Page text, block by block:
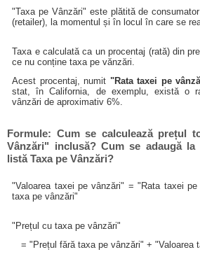
"Taxa pe Vânzări" este plătită de
(retailer), la momentul și în locul în care se
Taxa e calculată ca un procentaj (rată) din
ce nu conține taxa pe vănzări.
Acest procentaj, numit "Rata taxei pe
stat, în California, de exemplu, există o
vânzări de aproximativ 6%.
Formule: Cum se calculează prețul
Vânzări" inclusă? Cum se adaugă
listă Taxa pe Vânzări?
"Valoarea taxei pe vânzări" = "Rata taxei
taxa pe vânzări"
"Prețul cu taxa pe vânzări"
= "Prețul fără taxa pe vânzări" + "Valoarea